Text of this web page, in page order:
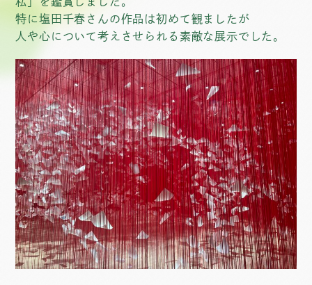
特に塩田千春さんの作品は初めて観ましたが
人や心について考えさせられる素敵な展示でした。